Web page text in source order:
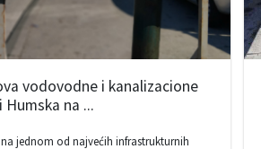
vodovodne i kanalizacione
Humska na ...
jednom od najvećih infrastrukturnih